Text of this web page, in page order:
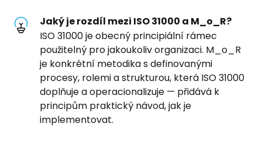
Jaký je rozdíl mezi ISO 31000 a M_o_R?
ISO 31000 je obecný principiální rámec
použitelný pro jakoukoliv organizaci. M_o_R
je konkrétní metodika s definovanými
procesy, rolemi a strukturou, která ISO 31000
doplňuje a operacionalizuje — přidává k
principům praktický návod, jak je
implementovat.